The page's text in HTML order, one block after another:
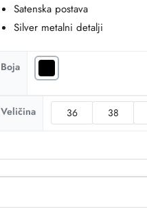
Satenska postava
Silver metalni detalji
Boja
Veličina 36 38